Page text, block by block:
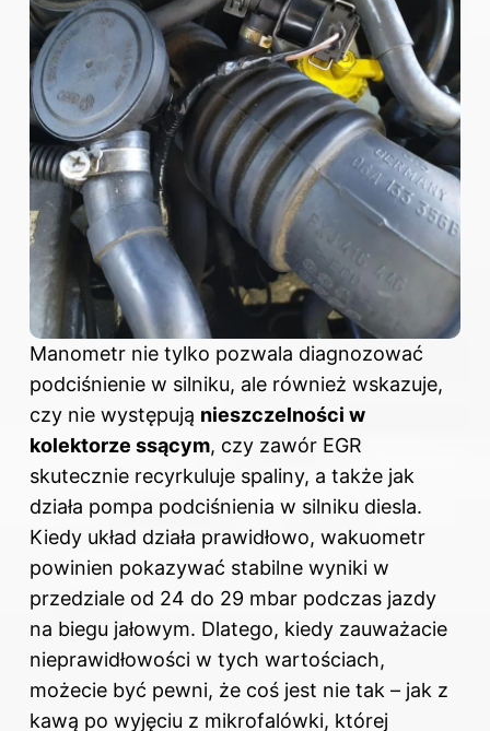
Manometr nie tylko pozwala diagnozować
podciśnienie w silniku, ale również wskazuje,
czy nie występują nieszczelności w
kolektorze ssącym, czy zawór EGR
skutecznie recyrkuluje spaliny, a także jak
działa pompa podciśnienia w silniku diesla.
Kiedy układ działa prawidłowo, wakuometr
powinien pokazywać stabilne wyniki w
przedziale od 24 do 29 mbar podczas jazdy
na biegu jałowym. Dlatego, kiedy zauważacie
nieprawidłowości w tych wartościach,
możecie być pewni, że coś jest nie tak – jak z
kawą po wyjęciu z mikrofalówki, której